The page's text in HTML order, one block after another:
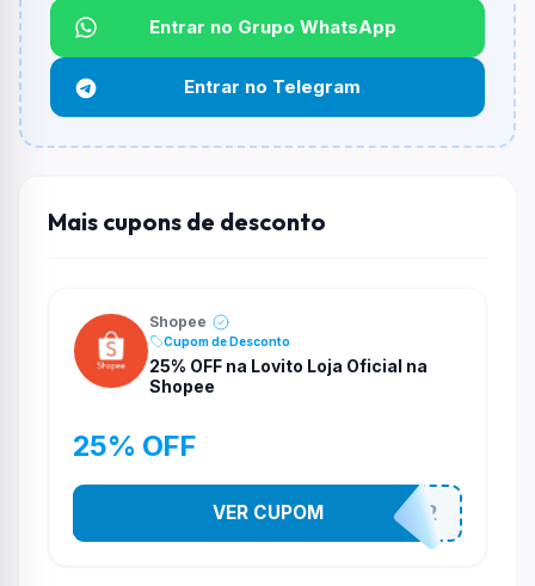
Não informado ou sem limite.
Funciona em qualquer produto?
Não necessariamente. Depende de itens participantes
e alguns vendedores ou produtos especificos podem
não aceitar cupons.
Entrar no Grupo WhatsApp
Entrar no Telegram
Mais cupons de desconto
Shopee
Cupom de Desconto
25% OFF na Lovito Loja Oficial na
Shopee
25% OFF
141525852
VER CUPOM